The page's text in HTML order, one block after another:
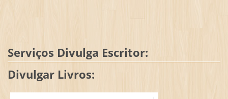
Serviços Divulga Escritor:
Divulgar Livros: